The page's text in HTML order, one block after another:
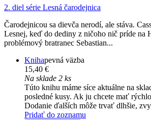
2. diel série Lesná čarodejnica
Čarodejnicou sa dievča nerodí, ale stáva.
Lesnej, keď do dediny z ničoho nič príde na
problémový bratranec Sebastian...
Knihapevná väzba
15,40 €
Na sklade 2 ks
Túto knihu máme síce aktuálne na
posledné kusy. Ak ju chcete mať
Dodanie ďalších môže trvať dlhšie,
Pridať do zoznamu